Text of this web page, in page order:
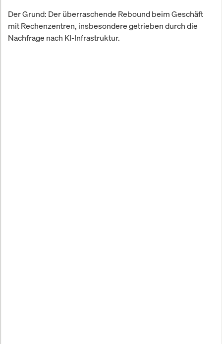
Der Grund: Der überraschende Rebound beim Geschäft
mit Rechenzentren, insbesondere getrieben durch die
Nachfrage nach KI-Infrastruktur.